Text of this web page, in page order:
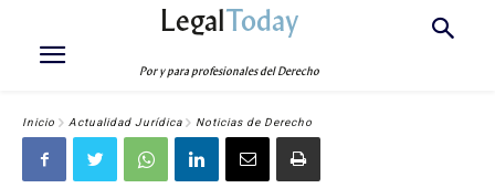
LegalToday
Por y para profesionales del Derecho
Inicio Actualidad Jurídica Noticias de Derecho